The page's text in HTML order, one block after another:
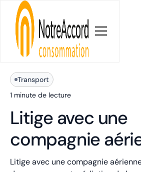
Blog
Transport
1 minute de lecture
Litige avec une
compagnie
Litige avec une compagnie